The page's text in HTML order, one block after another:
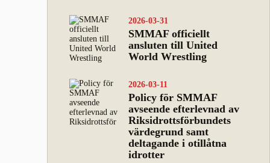
SMMAF officiellt
ansluten till United
World Wrestling
2026-03-31
Policy för SMMAF
avseende efterlevnad av
Riksidrottsförbundets
värdegrund samt
deltagande i otillåtna
idrotter
2026-03-11